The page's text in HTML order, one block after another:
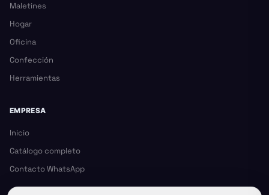
Maletines
Hogar
Oficina
Confección
Herramientas
EMPRESA
Inicio
Catálogo completo
Contacto WhatsApp